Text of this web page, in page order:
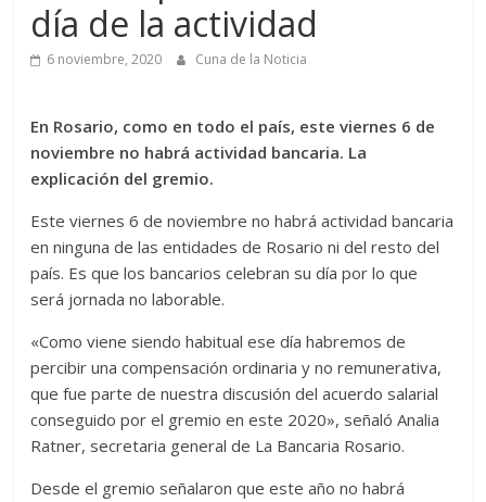
día de la actividad
6 noviembre, 2020 Cuna de la Noticia
En Rosario, como en todo el país, este viernes 6 de
noviembre no habrá actividad bancaria. La
explicación del gremio.
Este viernes 6 de noviembre no habrá actividad bancaria
en ninguna de las entidades de Rosario ni del resto del
país. Es que los bancarios celebran su día por lo que
será jornada no laborable.
«Como viene siendo habitual ese día habremos de
percibir una compensación ordinaria y no remunerativa,
que fue parte de nuestra discusión del acuerdo salarial
conseguido por el gremio en este 2020», señaló Analia
Ratner, secretaria general de La Bancaria Rosario.
Desde el gremio señalaron que este año no habrá